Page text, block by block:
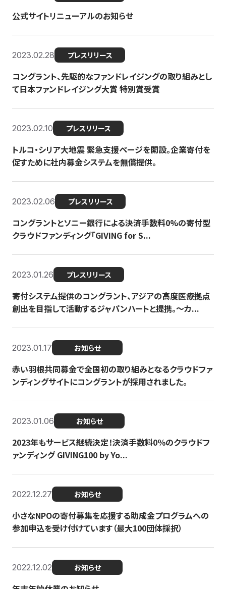
公式サイトリニューアルのお知らせ
2023.02.28 プレスリリース
コングラント、先駆的なファンドレイジングの取り組みとし
て日本ファンドレイジング大賞 特別賞受賞
2023.02.10 プレスリリース
トルコ・シリア大地震 緊急支援ページを開設。企業寄付を
促すために社内募金システムを無償提供。
2023.02.06 プレスリリース
コングラントとソニー銀行による決済手数料0%の寄付型
クラウドファンディング「GIVING for S...
2023.01.26 プレスリリース
寄付システム提供のコングラント、アジアの高度医療拠点
創出を目指して活動するジャパンハートと提携。〜カ...
2023.01.17 お知らせ
赤い羽根共同募金で全国初の取り組みとなるクラウドファ
ンディングサイトにコングラントが採用されました。
2023.01.06 お知らせ
2023年もサービス継続決定！決済手数料0％のクラウドフ
ァンディング GIVING100 by Yo...
2022.12.27 お知らせ
小さなNPOの寄付募集を応援する助成金プログラムへの
参加申込を受け付けています（最大100団体採択）
2022.12.02 お知らせ